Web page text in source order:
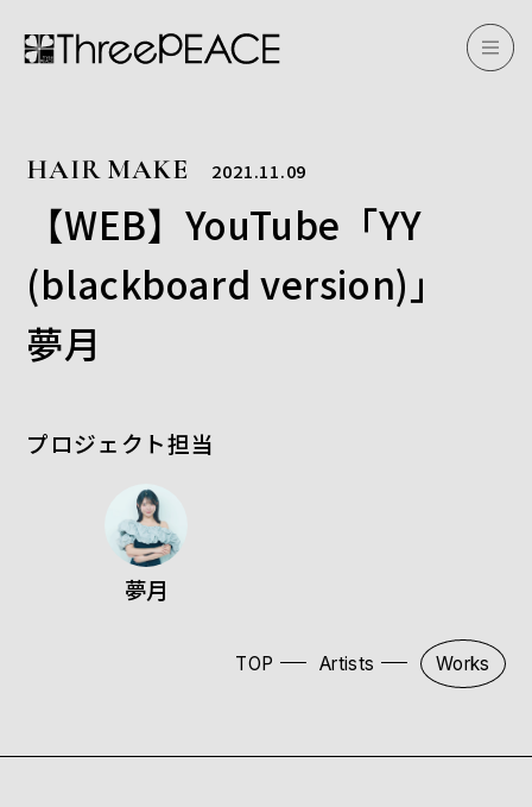
HAIR MAKE 2021.11.09
【WEB】YouTube「YY
(blackboard version)」
夢月
プロジェクト担当
夢月
TOP Artists Works